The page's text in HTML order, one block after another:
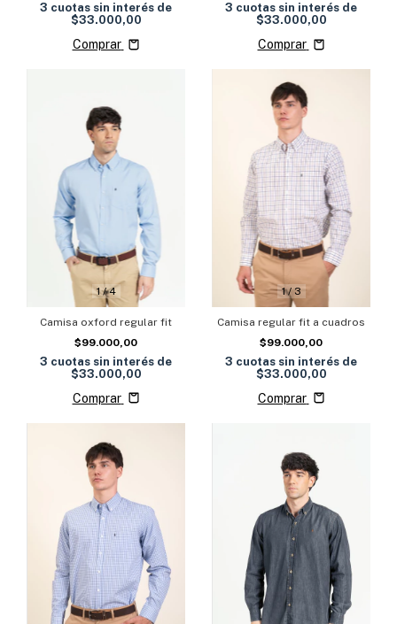
3 cuotas sin interés de
$33.000,00
Comprar
3 cuotas sin interés de
$33.000,00
Comprar
1/4
Camisa oxford regular fit
$99.000,00
3 cuotas sin interés de
$33.000,00
Comprar
1/3
Camisa regular fit a cuadros
$99.000,00
3 cuotas sin interés de
$33.000,00
Comprar